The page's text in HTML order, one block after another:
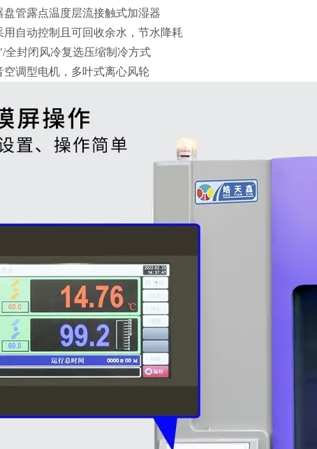
盘管露点温度层流接触式加湿器
用自动控制且可回收余水，节水降耗
全封闭风冷复选压缩制冷方式
空调型电机，多叶式离心风轮